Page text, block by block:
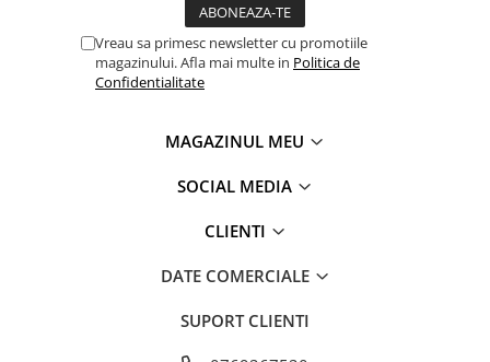
Vreau sa primesc newsletter cu promotiile
magazinului. Afla mai multe in Politica de
Confidentialitate
MAGAZINUL MEU
SOCIAL MEDIA
CLIENTI
DATE COMERCIALE
SUPORT CLIENTI